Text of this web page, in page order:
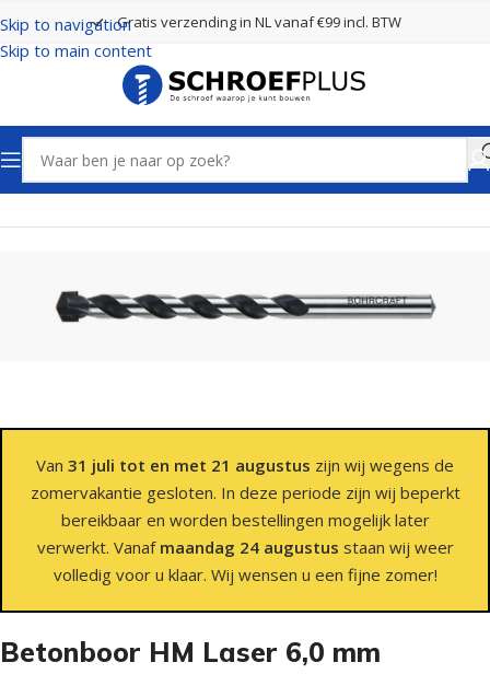
Skip to navigation
Skip to main content
Gratis verzending in NL vanaf €99 incl. BTW
Home Boren Betonboren
Van 31 juli tot en met 21 augustus zijn wij wegens de
zomervakantie gesloten. In deze periode zijn wij beperkt
bereikbaar en worden bestellingen mogelijk later
verwerkt. Vanaf maandag 24 augustus staan wij weer
volledig voor u klaar. Wij wensen u een fijne zomer!
Betonboor HM Laser 6,0 mm